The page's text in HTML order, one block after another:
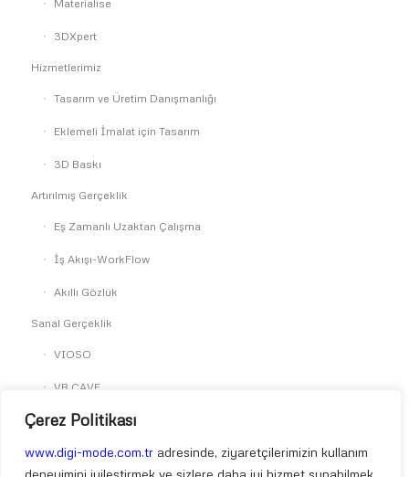
Çerez Politikası
www.digi-mode.com.tr adresinde, ziyaretçilerimizin kullanım
deneyimini iyileştirmek ve sizlere daha iyi hizmet sunabilmek
Materialise
3DXpert
Hizmetlerimiz
Tasarım ve Üretim Danışmanlığı
Eklemeli İmalat için Tasarım
3D Baskı
Artırılmış Gerçeklik
Eş Zamanlı Uzaktan Çalışma
İş Akışı-WorkFlow
Akıllı Gözlük
Sanal Gerçeklik
VIOSO
VR CAVE
SkyReal
Simülasyon